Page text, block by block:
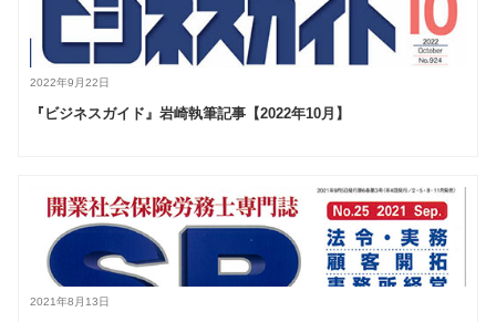
2022年9月22日
『ビジネスガイド』岩崎執筆記事【2022年10月】
2021年8月13日